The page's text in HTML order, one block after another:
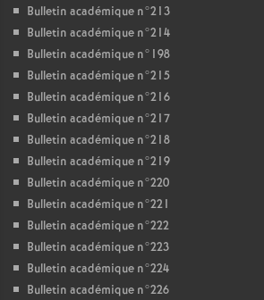
Bulletin académique n°213
Bulletin académique n°214
Bulletin académique n°198
Bulletin académique n°215
Bulletin académique n°216
Bulletin académique n°217
Bulletin académique n°218
Bulletin académique n°219
Bulletin académique n°220
Bulletin académique n°221
Bulletin académique n°222
Bulletin académique n°223
Bulletin académique n°224
Bulletin académique n°226